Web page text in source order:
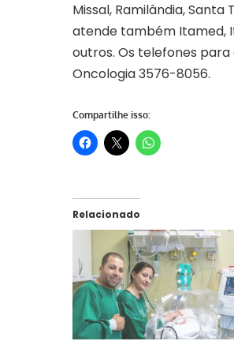
Missal, Ramilândia,
atende também Itamed,
outros. Os telefones
Oncologia 3576-8056.
Compartilhe isso:
Relacionado